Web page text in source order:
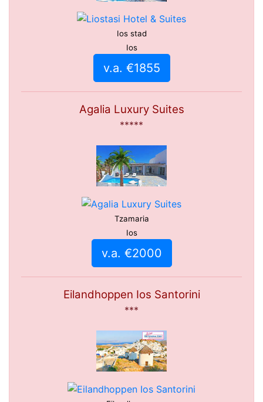
Ios stad
Ios
v.a. €1855
Agalia Luxury Suites
*****
Tzamaria
Ios
v.a. €2000
Eilandhoppen Ios Santorini
***